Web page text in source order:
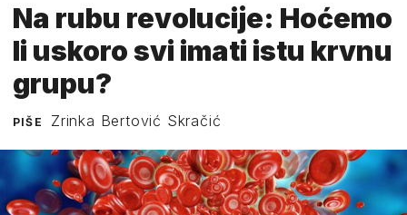
Na rubu revolucije: Hoćemo
li uskoro svi imati istu krvnu
grupu?
PIŠE Zrinka Bertović Skračić